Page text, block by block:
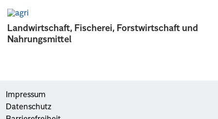
Landwirtschaft, Fischerei, Forstwirtschaft und
Nahrungsmittel
Impressum
Datenschutz